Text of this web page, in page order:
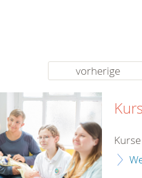
rund um
vorherige